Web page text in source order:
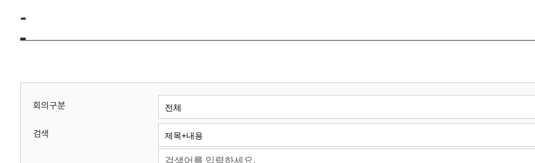
위
회
-
회의구분
검색